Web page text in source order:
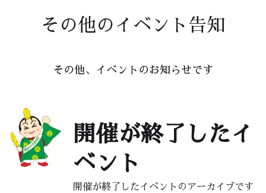
その他のイベント告知
その他、イベントのお知らせです
開催が終了したイ
ベント
開催が終了したイベントのアーカイブです